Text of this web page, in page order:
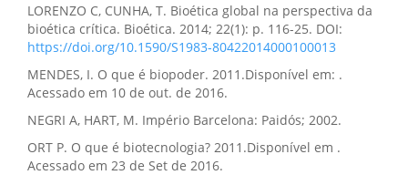
LORENZO C, CUNHA, T. Bioética global na perspectiva da
bioética crítica. Bioética. 2014; 22(1): p. 116-25. DOI:
https://doi.org/10.1590/S1983-80422014000100013
MENDES, I. O que é biopoder. 2011.Disponível em: .
Acessado em 10 de out. de 2016.
NEGRI A, HART, M. Império Barcelona: Paidós; 2002.
ORT P. O que é biotecnologia? 2011.Disponível em .
Acessado em 23 de Set de 2016.